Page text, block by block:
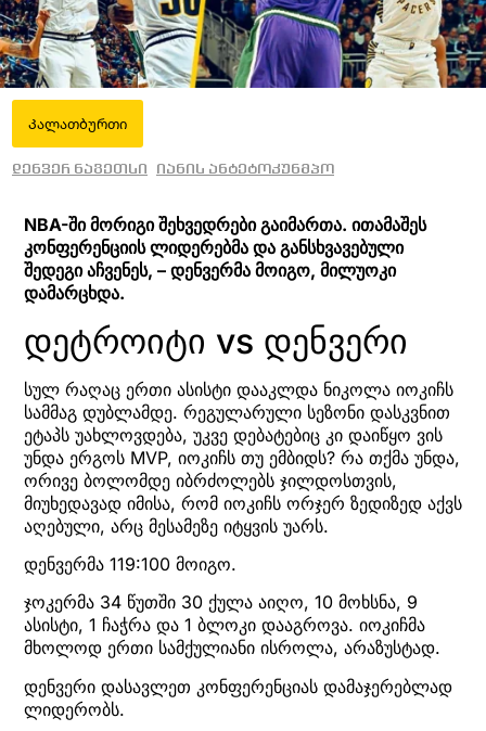
Კალათბურთი
დენვერ ნაგეთსი იანის ანტეტოკუნმპო
NBA-ში მორიგი შეხვედრები გაიმართა. ითამაშეს
კონფერენციის ლიდერებმა და განსხვავებული
შედეგი აჩვენეს, – დენვერმა მოიგო, მილუოკი
დამარცხდა.
დეტროიტი vs დენვერი
სულ რაღაც ერთი ასისტი დააკლდა ნიკოლა იოკიჩს
სამმაგ დუბლამდე. რეგულარული სეზონი დასკვნით
ეტაპს უახლოვდება, უკვე დებატებიც კი დაიწყო ვის
უნდა ერგოს MVP, იოკიჩს თუ ემბიდს? რა თქმა უნდა,
ორივე ბოლომდე იბრძოლებს ჯილდოსთვის,
მიუხედავად იმისა, რომ იოკიჩს ორჯერ ზედიზედ აქვს
აღებული, არც მესამეზე იტყვის უარს.
დენვერმა 119:100 მოიგო.
ჯოკერმა 34 წუთში 30 ქულა აიღო, 10 მოხსნა, 9
ასისტი, 1 ჩაჭრა და 1 ბლოკი დააგროვა. იოკიჩმა
მხოლოდ ერთი სამქულიანი ისროლა, არაზუსტად.
დენვერი დასავლეთ კონფერენციას დამაჯერებლად
ლიდერობს.